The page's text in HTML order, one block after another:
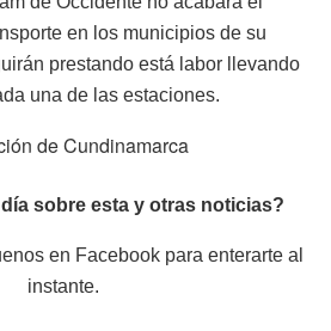
en los municipios de su
prestando está labor llevando
una de las estaciones.
de Cundinamarca
sobre esta y otras noticias?
en Facebook para enterarte al
instante.